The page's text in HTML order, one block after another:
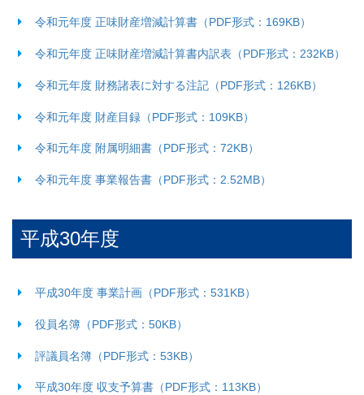
令和元年度 正味財産増減計算書（PDF形式：169KB）
令和元年度 正味財産増減計算書内訳表（PDF形式：232KB）
令和元年度 財務諸表に対する注記（PDF形式：126KB）
令和元年度 財産目録（PDF形式：109KB）
令和元年度 附属明細書（PDF形式：72KB）
令和元年度 事業報告書（PDF形式：2.52MB）
平成30年度
平成30年度 事業計画（PDF形式：531KB）
役員名簿（PDF形式：50KB）
評議員名簿（PDF形式：53KB）
平成30年度 収支予算書（PDF形式：113KB）